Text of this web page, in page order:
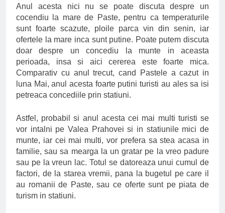
Anul acesta nici nu se poate discuta despre un
cocendiu la mare de Paste, pentru ca temperaturile
sunt foarte scazute, ploile parca vin din senin, iar
ofertele la mare inca sunt putine. Poate putem discuta
doar despre un concediu la munte in aceasta
perioada, insa si aici cererea este foarte mica.
Comparativ cu anul trecut, cand Pastele a cazut in
luna Mai, anul acesta foarte putini turisti au ales sa isi
petreaca concediile prin statiuni.
Astfel, probabil si anul acesta cei mai multi turisti se
vor intalni pe Valea Prahovei si in statiunile mici de
munte, iar cei mai multi, vor prefera sa stea acasa in
familie, sau sa mearga la un gratar pe la vreo padure
sau pe la vreun lac. Totul se datoreaza unui cumul de
factori, de la starea vremii, pana la bugetul pe care il
au romanii de Paste, sau ce oferte sunt pe piata de
turism in statiuni.